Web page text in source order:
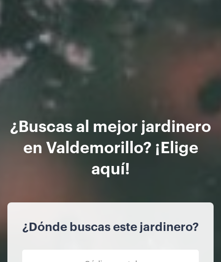
¿Buscas al mejor jardinero
en Valdemorillo? ¡Elige
aquí!
¿Dónde buscas este jardinero?